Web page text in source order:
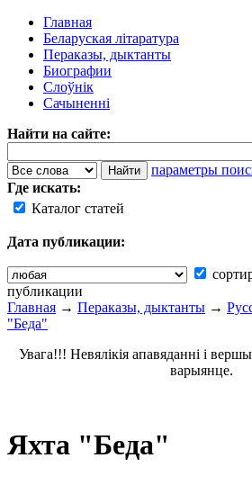
Главная
Беларуская літаратура
Пераказы, дыктанты
Биографии
Слоўнік
Сачыненні
Найти на сайте:
параметры
Где искать:
Каталог статей
Дата публикации:
публикации
Главная → Пераказы, дыктанты →
"Беда"
Увага!!! Невялікія апавяданні і
варыянце.
Яхта "Беда"